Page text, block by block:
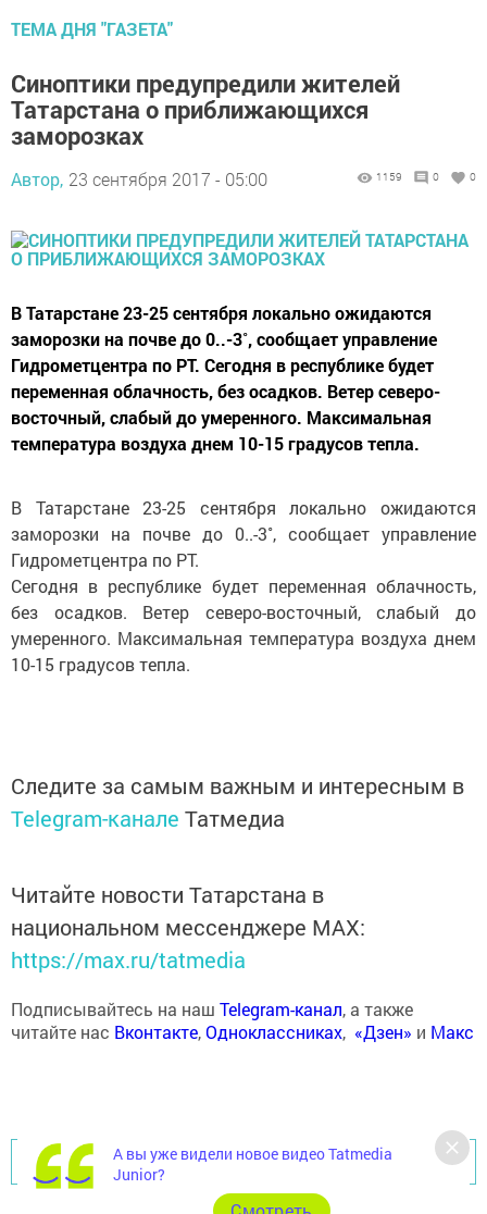
ТЕМА ДНЯ "ГАЗЕТА"
Синоптики предупредили жителей
Татарстана о приближающихся
заморозках
Автор, 23 сентября 2017 - 05:00 1159 0 0
В Татарстане 23-25 сентября локально ожидаются
заморозки на почве до 0..-3˚, сообщает управление
Гидрометцентра по РТ. Сегодня в республике будет
переменная облачность, без осадков. Ветер северо-
восточный, слабый до умеренного. Максимальная
температура воздуха днем 10-15 градусов тепла.
В Татарстане 23-25 сентября локально ожидаются
заморозки на почве до 0..-3˚, сообщает управление
Гидрометцентра по РТ.
Сегодня в республике будет переменная облачность,
без осадков. Ветер северо-восточный, слабый до
умеренного. Максимальная температура воздуха днем
10-15 градусов тепла.
Следите за самым важным и интересным в
Telegram-канале Татмедиа
Читайте новости Татарстана в
национальном мессенджере MАХ:
https://max.ru/tatmedia
Подписывайтесь на наш Telegram-канал, а также
читайте нас Вконтакте,Одноклассниках, «Дзен» и Макс
Перейти на страницу новости
А вы уже видели новое видео Tatmedia
Junior?